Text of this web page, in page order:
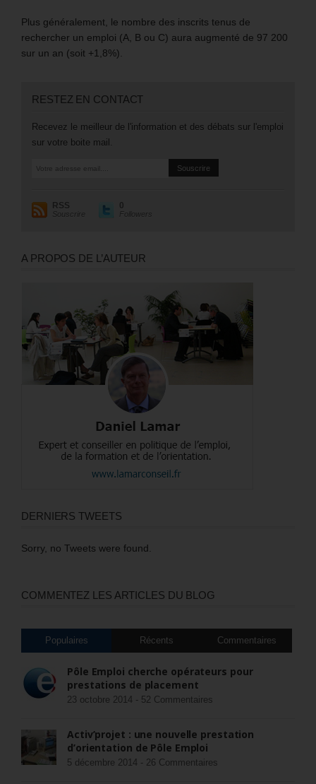
Plus généralement, le nombre des inscrits tenus de
rechercher un emploi (A, B ou C) aura augmenté de 97 200
sur un an (soit +1,8%).
RESTEZ EN CONTACT
Recevez le meilleur de l'information et des débats sur l'emploi
sur votre boite mail.
RSS
Souscrire
0
Followers
A PROPOS DE L’AUTEUR
DERNIERS TWEETS
Sorry, no Tweets were found.
COMMENTEZ LES ARTICLES DU BLOG
Populaires Récents Commentaires
Pôle Emploi cherche opérateurs pour
prestations de placement
23 octobre 2014 - 52 Commentaires
Activ’projet : une nouvelle prestation
d’orientation de Pôle Emploi
5 décembre 2014 - 26 Commentaires